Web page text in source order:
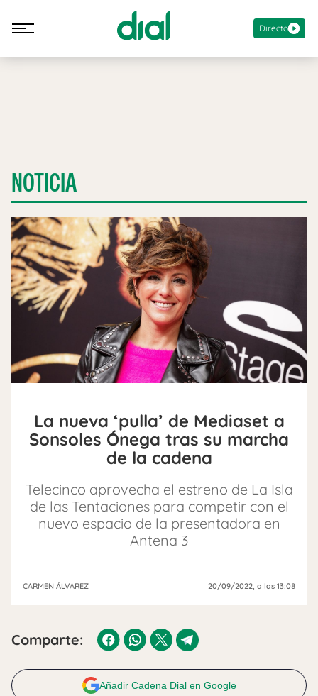
Directo
NOTICIA
La nueva ‘pulla’ de Mediaset a
Sonsoles Ónega tras su marcha
de la cadena
Telecinco aprovecha el estreno de La Isla
de las Tentaciones para competir con el
nuevo espacio de la presentadora en
Antena 3
CARMEN ÁLVAREZ 20/09/2022, a las 13:08
Comparte:
Añadir Cadena Dial en Google